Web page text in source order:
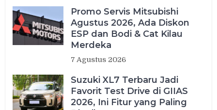
Promo Servis Mitsubishi
Agustus 2026, Ada Diskon
ESP dan Bodi & Cat Kilau
Merdeka
7 Agustus 2026
Suzuki XL7 Terbaru Jadi
Favorit Test Drive di GIIAS
2026, Ini Fitur yang Paling